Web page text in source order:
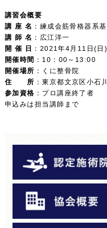
講習会概要
講 座 名 ：練成会筋骨格器系
講 師 名 ：広江洋一
開 催 日 ：2021年4月11日(日)
開催時間 ：10：00～13:00
開催場所 ：くに整骨院
住 所 ：東京都文京区小石
参加資格 ：プロ講座終了者
申込みは担当講師まで